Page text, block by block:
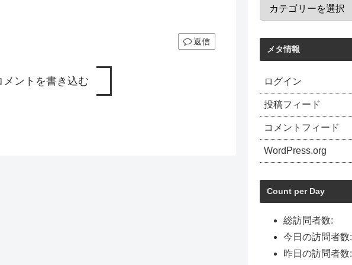
返信
メントを書き込む
メタ情報
ログイン
投稿フィード
コメントフィード
WordPress.org
Count per Day
総訪問者数:
今日の訪問者数:
昨日の訪問者数: